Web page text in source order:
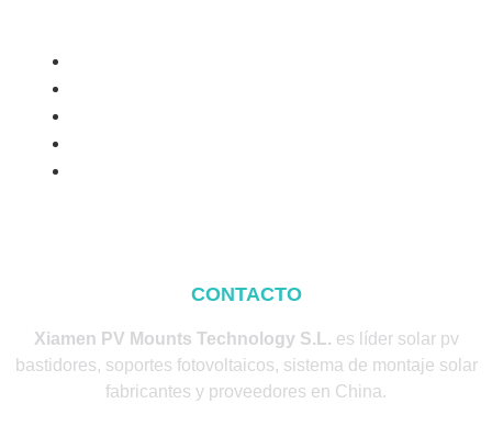
CONTACTO
Xiamen PV Mounts Technology S.L. es líder solar pv
bastidores, soportes fotovoltaicos, sistema de montaje solar
fabricantes y proveedores en China.